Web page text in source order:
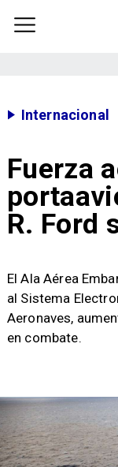
Internacional
Fuerza
R. Ford
El Ala Aérea
al Sistema
Aeronaves,
en combate.